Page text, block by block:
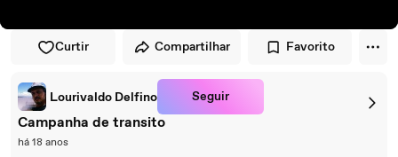
Curtir Compartilhar Favorito
Lourivaldo Delfino Seguir
Campanha de transito
há 18 anos